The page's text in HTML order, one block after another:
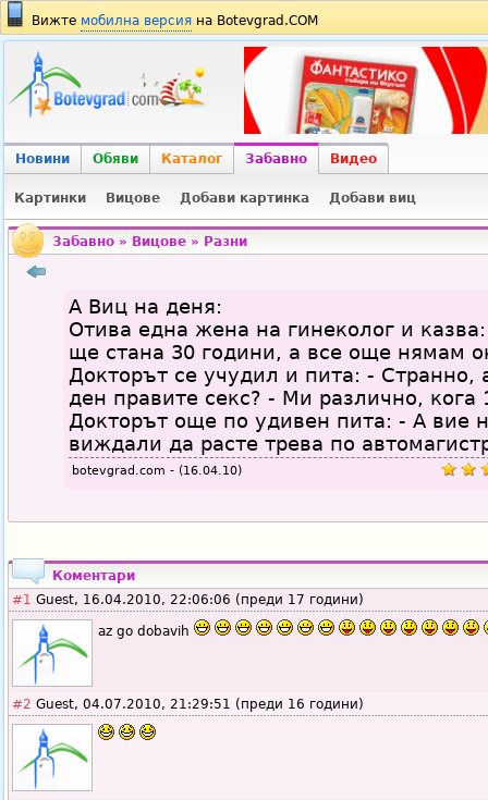
Вижте мобилна версия на Botevgrad.COM
Новини Обяви Каталог Забавно Видео
Картинки Вицове Добави картинка Добави виц
Забавно» Вицове» Разни
A Виц на деня:
Отива една жена на гинеколог и
ще стана 30 години, а все още нямам
Докторът се учудил и пита: - Странно,
ден правите секс? - Ми различно, кога
Докторът още по удивен пита: - А вие
виждали да расте трева по
botevgrad.com - (16.04.10)
Коментари
#1 Guest, 16.04.2010, 22:06:06 (преди 17 години)
az go dobavih
#2 Guest, 04.07.2010, 21:29:51 (преди 16 години)